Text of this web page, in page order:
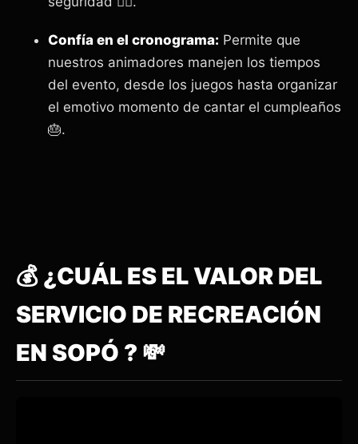
Confía en el cronograma: Permite que
nuestros animadores manejen los tiempos
del evento, desde los juegos hasta organizar
el emotivo momento de cantar el cumpleaños
🎂.
💰 ¿CUÁL ES EL VALOR DEL
SERVICIO DE RECREACIÓN
EN SOPÓ ? 💸